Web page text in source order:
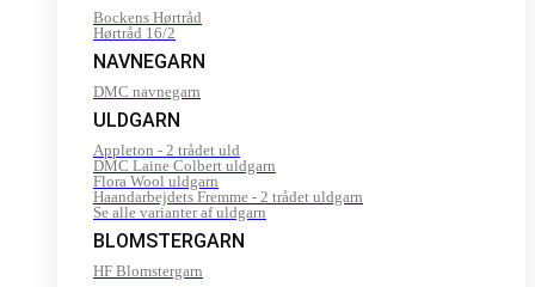
Bockens Hørtråd
Hørtråd 16/2
NAVNEGARN
DMC navnegarn
ULDGARN
Appleton - 2 trådet uld
DMC Laine Colbert uldgarn
Flora Wool uldgarn
Haandarbejdets Fremme - 2 trådet uldgarn
Se alle varianter af uldgarn
BLOMSTERGARN
HF Blomstergarn